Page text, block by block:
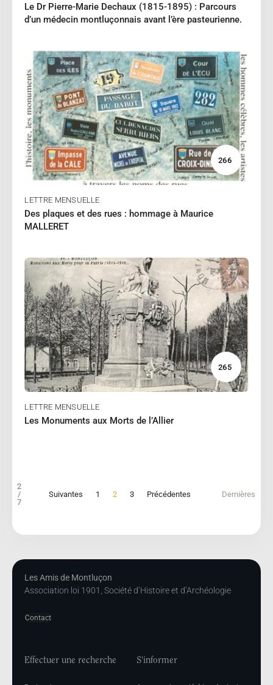
Le Dr Pierre-Marie Dechaux (1815-1895) : Parcours
d’un médecin montluçonnais avant l’ère pasteurienne.
12/2023
JAMES Monique
Lire
266
LETTRE MENSUELLE
Des plaques et des rues : hommage à Maurice
MALLERET
11/2023
LAROCHE Virginie
Lire
265
LETTRE MENSUELLE
Les Monuments aux Morts de l’Allier
2
/
7
Suivantes 1 2 3 Précédentes Dernières
Les Amis de Montluçon
Association loi 1901, Société d’Histoire et d’Archéologie
Contact
Effectuer une recherche S'informer